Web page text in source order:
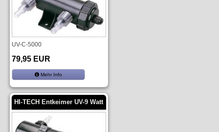
UV-C-5000
79,95 EUR
Mehr Info
HI-TECH Entkeimer UV-9 Watt